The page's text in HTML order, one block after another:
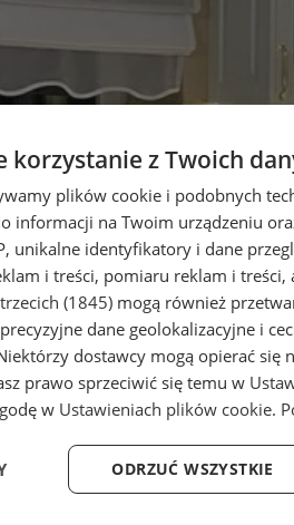
korzystanie z Twoich
plików cookie i podobnych
informacji na Twoim urządzeniu
unikalne identyfikatory i dane
i treści, pomiaru reklam i
(1845) mogą również
dane geolokalizacyjne i
dostawcy mogą opierać się
prawo sprzeciwić się temu w
w Ustawieniach plików cookie.
ODRZUĆ WSZYSTKIE